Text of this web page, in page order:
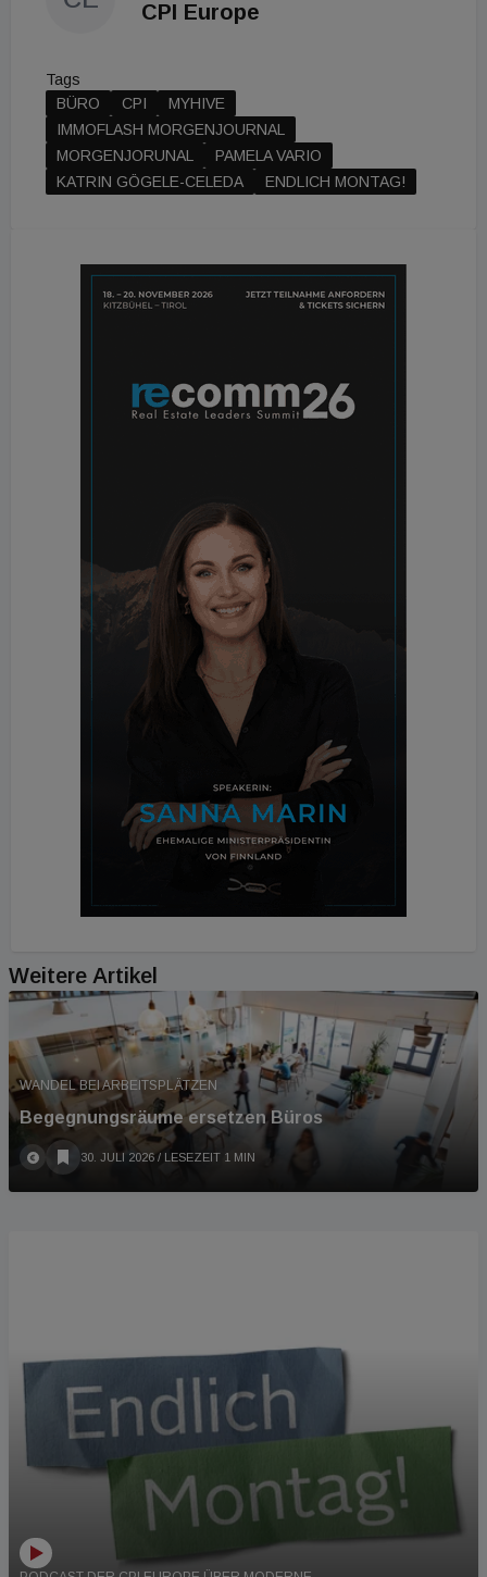
– ehrlich, praxisnah und mit spannenden Gästen.
CPI Europe
Tags
BÜRO
CPI
MYHIVE
IMMOFLASH MORGENJOURNAL
MORGENJORUNAL
PAMELA VARIO
KATRIN GÖGELE-CELEDA
ENDLICH MONTAG!
Weitere Artikel
WANDEL BEI ARBEITSPLÄTZEN
Begegnungsräume ersetzen Büros
30. JULI 2026 / LESEZEIT 1 MIN